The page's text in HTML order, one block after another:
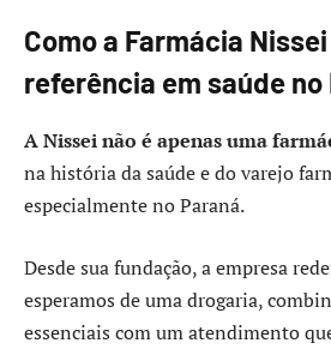
Como a Farmácia
referência em saúde no
A Nissei não é apenas uma
na história da saúde e do varejo
especialmente no Paraná.
Desde sua fundação, a empresa
esperamos de uma drogaria,
essenciais com um atendimento